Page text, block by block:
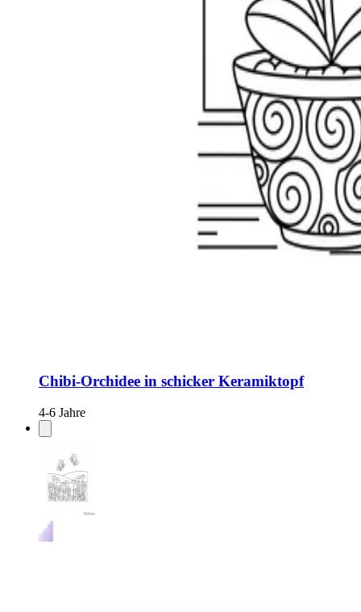
Chibi-Orchidee in schicker Keramiktopf
4-6 Jahre